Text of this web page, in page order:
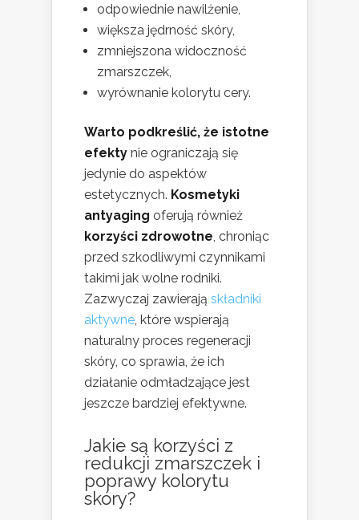
odpowiednie nawilżenie,
większa jędrność skóry,
zmniejszona widoczność
zmarszczek,
wyrównanie kolorytu cery.
Warto podkreślić, że istotne
efekty nie ograniczają się
jedynie do aspektów
estetycznych. Kosmetyki
antyaging oferują również
korzyści zdrowotne , chroniąc
przed szkodliwymi czynnikami
takimi jak wolne rodniki.
Zazwyczaj zawierają składniki
aktywne , które wspierają
naturalny proces regeneracji
skóry, co sprawia, że ich
działanie odmładzające jest
jeszcze bardziej efektywne.
Jakie są korzyści z
redukcji zmarszczek i
poprawy kolorytu
skóry?